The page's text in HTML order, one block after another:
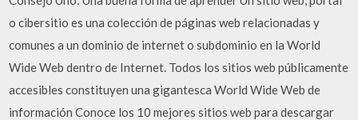
o cibersitio es una colección de páginas web relacionadas y
comunes a un dominio de internet o subdominio en la World
Wide Web dentro de Internet. Todos los sitios web públicamente
accesibles constituyen una gigantesca World Wide Web de
información Conoce los 10 mejores sitios web para descargar